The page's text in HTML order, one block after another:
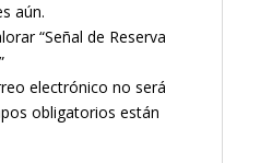
aún.
“Señal de Reserva
electrónico no será
obligatorios están